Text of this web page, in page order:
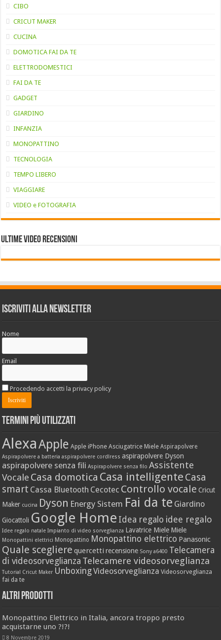
CIBO
CRICUT MAKER
CUCINA
DOMOTICA FAI DA TE
ELETTRODOMESTICI
FAI DA TE
GADGET
GIARDINO
INFANZIA
MONOPATTINO
TECNOLOGIA
TEMPO LIBERO
VIAGGIARE
VIDEO e FOTOGRAFIA
Ultime VIDEO RECENSIONI
Iscriviti alla Newsletter
Nome
Email
Procedendo accetti la privacy policy
Termini più utilizzati
AlexaApple Apple iPhone Asciugatrice Miele Aspirapolvere
Aspirapolvere a batteria aspirapolvere cordlress aspirapolvere Dyson
aspirapolvere senza fili Aspirapolvere senza filo Assistente
Vocale Casa domotica Casa intelligente Casa
smart Cassa Bluetooth Cecotec Controllo vocale Cricut
Maker cucina Dyson Energy Sistem Fai da te Giardino
Giocattoli Google Home Idea regalo idee regalo
Idee regalo natale Impianto di video sorveglianza Lavatrice Miele Miele
Monopattini elettrici Monopattino Monopattino elettrico Panasonic
Quale scegliere quercetti recensione Sony a6400 Telecamera
di videosorveglianza Telecamere videosorveglianza
Tutorial Cricut Maker UnboxingVideosorveglianza Videosorveglianza
fai da te
Altri prodotti
Monopattino Elettrico in Italia, ancora troppo presto
acquistarne uno ?!?!
8 Novembre 2019